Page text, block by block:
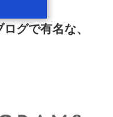
グで有名な、